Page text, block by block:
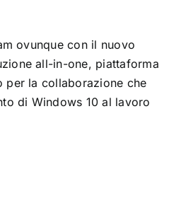
ovunque con il nuovo
all-in-one, piattaforma
per la collaborazione che
di Windows 10 al lavoro